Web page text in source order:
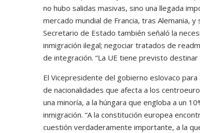
no hubo salidas masivas, sino una llegada
mercado mundial de Francia, tras Alemania,
Secretario de Estado también señaló la
inmigración ilegal; negociar tratados de
de integración. “La UE tiene previsto
El Vicepresidente del gobierno eslovaco
de nacionalidades que afecta a los
una minoría, a la húngara que engloba a un
inmigración. “A la constitución europea
cuestión verdaderamente importante, a la